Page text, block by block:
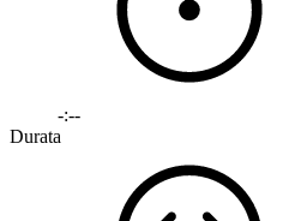
-:--
Durata